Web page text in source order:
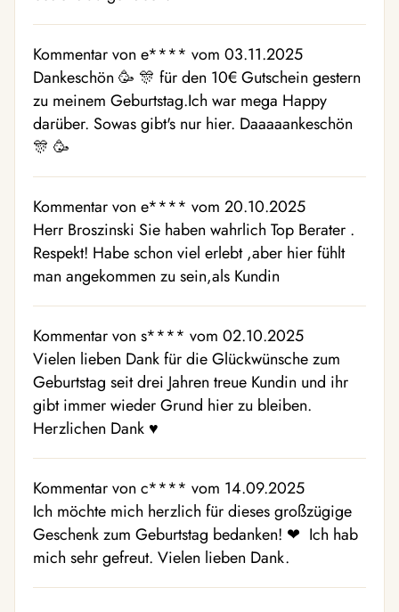
Kommentar von e**** vom 03.11.2025
Dankeschön 🥳 🎊 für den 10€ Gutschein gestern
zu meinem Geburtstag.Ich war mega Happy
darüber. Sowas gibt's nur hier. Daaaaankeschön
🎊 🥳
Kommentar von e**** vom 20.10.2025
Herr Broszinski Sie haben wahrlich Top Berater .
Respekt! Habe schon viel erlebt ,aber hier fühlt
man angekommen zu sein,als Kundin
Kommentar von s**** vom 02.10.2025
Vielen lieben Dank für die Glückwünsche zum
Geburtstag seit drei Jahren treue Kundin und ihr
gibt immer wieder Grund hier zu bleiben.
Herzlichen Dank ♥ ️
Kommentar von c**** vom 14.09.2025
Ich möchte mich herzlich für dieses großzügige
Geschenk zum Geburtstag bedanken! ❤ ️ Ich hab
mich sehr gefreut. Vielen lieben Dank.